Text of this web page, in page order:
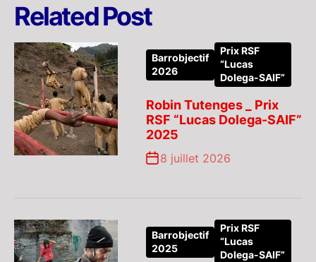
Related Post
Barrobjectif
2026
Prix RSF
“Lucas
Dolega-SAIF”
Robin Tutenges _ Prix
RSF “Lucas Dolega-SAIF”
2025
8 juillet 2026
Barrobjectif
2025
Prix RSF
“Lucas
Dolega-SAIF”